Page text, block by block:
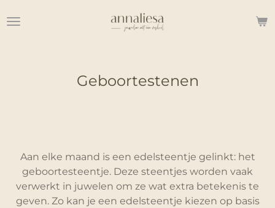
direct
Geboortestenen
Aan elke maand is een edelsteentje gelinkt: het
geboortesteentje. Deze steentjes worden vaak
verwerkt in juwelen om ze wat extra betekenis te
geven. Zo kan je een edelsteentje kiezen op basis